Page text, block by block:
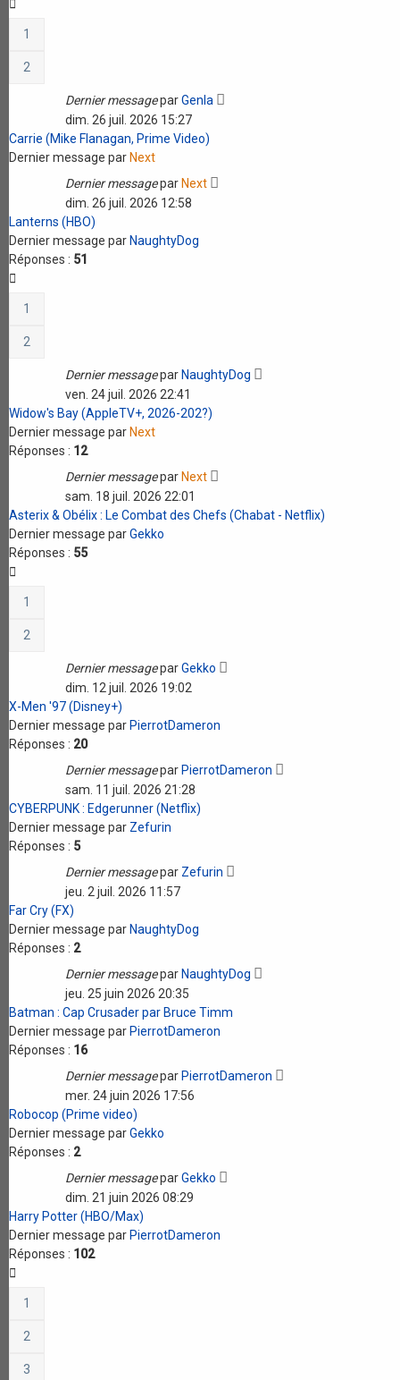
1
2
Dernier messageparGenla
dim. 26 juil. 2026 15:27
Carrie (Mike Flanagan, Prime Video)
Dernier message parNext
Dernier messageparNext
dim. 26 juil. 2026 12:58
Lanterns (HBO)
Dernier message parNaughtyDog
Réponses : 51
1
2
Dernier messageparNaughtyDog
ven. 24 juil. 2026 22:41
Widow's Bay (AppleTV+, 2026-202?)
Dernier message parNext
Réponses : 12
Dernier messageparNext
sam. 18 juil. 2026 22:01
Asterix & Obélix : Le Combat des Chefs (Chabat - Netflix)
Dernier message parGekko
Réponses : 55
1
2
Dernier messageparGekko
dim. 12 juil. 2026 19:02
X-Men '97 (Disney+)
Dernier message parPierrotDameron
Réponses : 20
Dernier messageparPierrotDameron
sam. 11 juil. 2026 21:28
CYBERPUNK : Edgerunner (Netflix)
Dernier message par Zefurin
Réponses : 5
Dernier messagepar Zefurin
jeu. 2 juil. 2026 11:57
Far Cry (FX)
Dernier message parNaughtyDog
Réponses : 2
Dernier messageparNaughtyDog
jeu. 25 juin 2026 20:35
Batman : Cap Crusader par Bruce Timm
Dernier message parPierrotDameron
Réponses : 16
Dernier messageparPierrotDameron
mer. 24 juin 2026 17:56
Robocop (Prime video)
Dernier message parGekko
Réponses : 2
Dernier messageparGekko
dim. 21 juin 2026 08:29
Harry Potter (HBO/Max)
Dernier message parPierrotDameron
Réponses : 102
1
2
3